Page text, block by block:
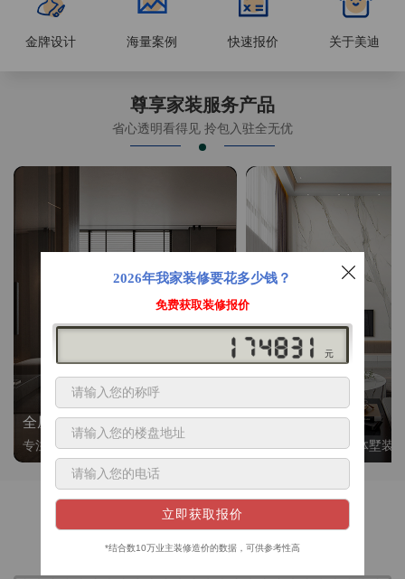
金牌设计 海量案例 快速报价 关于美迪
尊享家装服务产品
省心透明看得见 拎包入驻全无优
全屋整装
专注整装24年，高标准，选美迪 十年后仍爱我家
别墅大平层
高端私人定制，整体墅装
获取装修预算